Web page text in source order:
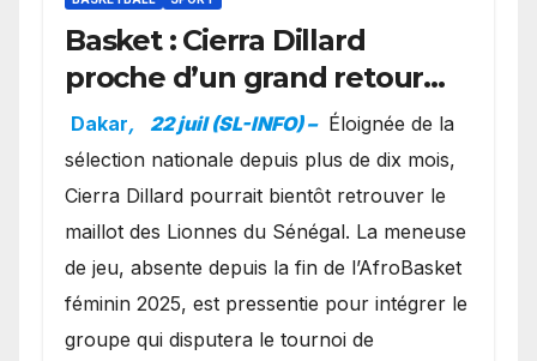
Basket : Cierra Dillard
proche d’un grand retour
avec les Lionnes ?
Dakar, 22 juil (SL-INFO) – Éloignée de la
sélection nationale depuis plus de dix mois,
Cierra Dillard pourrait bientôt retrouver le
maillot des Lionnes du Sénégal. La meneuse
de jeu, absente depuis la fin de l’AfroBasket
féminin 2025, est pressentie pour intégrer le
groupe qui disputera le tournoi de